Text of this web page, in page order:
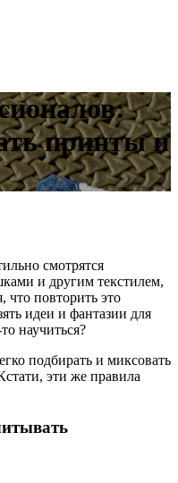
принты и
смотрятся
и другим текстилем,
повторить это
идеи и фантазии для
научиться?
подбирать и миксовать
эти же правила